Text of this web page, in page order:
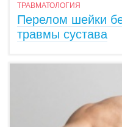
ТРАВМАТОЛОГИЯ
Перелом шейки
травмы сустава